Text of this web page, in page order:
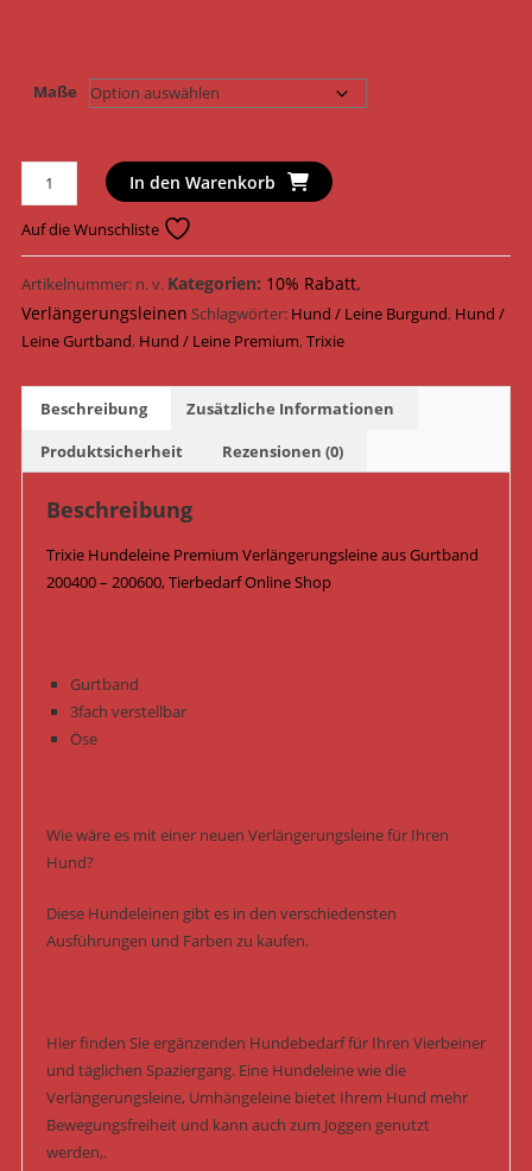
Maße
Trixie
Hundeleine
Premium
Verlängerungsleine
Gurtband
200400
-
/
Burgund
Menge
In den Warenkorb
Auf die Wunschliste
Artikelnummer: n. v. Kategorien: 10% Rabatt,
Verlängerungsleinen Schlagwörter: Hund / Leine Burgund, Hund /
Leine Gurtband, Hund / Leine Premium,Trixie
Beschreibung
Zusätzliche Informationen
Produktsicherheit
Rezensionen (0)
Beschreibung
Trixie Hundeleine Premium Verlängerungsleine aus Gurtband
200400 – 200600, Tierbedarf Online Shop
Gurtband
3fach verstellbar
Öse
Wie wäre es mit einer neuen Verlängerungsleine für Ihren
Hund?
Diese Hundeleinen gibt es in den verschiedensten
Ausführungen und Farben zu kaufen.
Hier finden Sie ergänzenden Hundebedarf für Ihren Vierbeiner
und täglichen Spaziergang. Eine Hundeleine wie die
Verlängerungsleine, Umhängeleine bietet Ihrem Hund mehr
Bewegungsfreiheit und kann auch zum Joggen genutzt
werden,.